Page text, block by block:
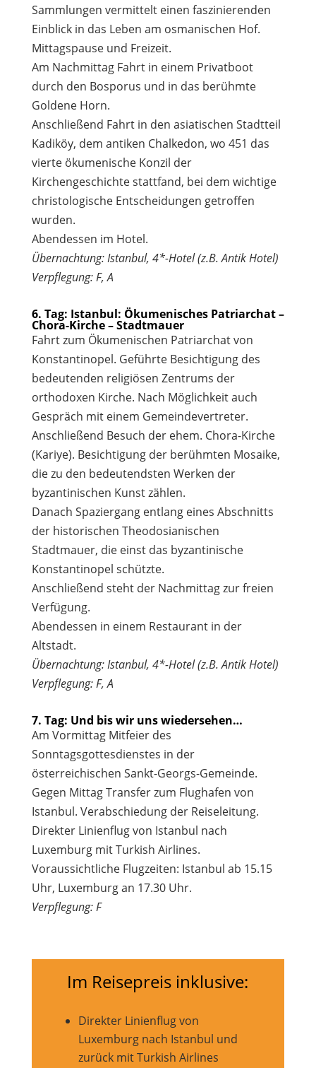
Sammlungen vermittelt einen faszinierenden
Einblick in das Leben am osmanischen Hof.
Mittagspause und Freizeit.
Am Nachmittag Fahrt in einem Privatboot
durch den Bosporus und in das berühmte
Goldene Horn.
Anschließend Fahrt in den asiatischen Stadtteil
Kadiköy, dem antiken Chalkedon, wo 451 das
vierte ökumenische Konzil der
Kirchengeschichte stattfand, bei dem wichtige
christologische Entscheidungen getroffen
wurden.
Abendessen im Hotel.
Übernachtung: Istanbul, 4*-Hotel (z.B. Antik Hotel)
Verpflegung: F, A
6. Tag: Istanbul: Ökumenisches Patriarchat –
Chora-Kirche – Stadtmauer
Fahrt zum Ökumenischen Patriarchat von
Konstantinopel. Geführte Besichtigung des
bedeutenden religiösen Zentrums der
orthodoxen Kirche. Nach Möglichkeit auch
Gespräch mit einem Gemeindevertreter.
Anschließend Besuch der ehem. Chora-Kirche
(Kariye). Besichtigung der berühmten Mosaike,
die zu den bedeutendsten Werken der
byzantinischen Kunst zählen.
Danach Spaziergang entlang eines Abschnitts
der historischen Theodosianischen
Stadtmauer, die einst das byzantinische
Konstantinopel schützte.
Anschließend steht der Nachmittag zur freien
Verfügung.
Abendessen in einem Restaurant in der
Altstadt.
Übernachtung: Istanbul, 4*-Hotel (z.B. Antik Hotel)
Verpflegung: F, A
7. Tag: Und bis wir uns wiedersehen…
Am Vormittag Mitfeier des
Sonntagsgottesdienstes in der
österreichischen Sankt-Georgs-Gemeinde.
Gegen Mittag Transfer zum Flughafen von
Istanbul. Verabschiedung der Reiseleitung.
Direkter Linienflug von Istanbul nach
Luxemburg mit Turkish Airlines.
Voraussichtliche Flugzeiten: Istanbul ab 15.15
Uhr, Luxemburg an 17.30 Uhr.
Verpflegung: F
Im Reisepreis inklusive:
Direkter Linienflug von
Luxemburg nach Istanbul und
zurück mit Turkish Airlines